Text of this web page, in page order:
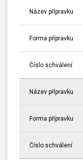
Název přípravku
Forma přípravku
Číslo schválení
Název přípravku
Forma přípravku
Číslo schválení